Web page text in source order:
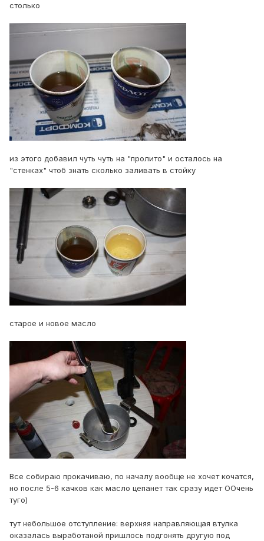
столько
из этого добавил чуть чуть на "пролито" и осталось на
"стенках" чтоб знать сколько заливать в стойку
старое и новое масло
Все собираю прокачиваю, по началу вообще не хочет кочатся,
но после 5-6 качков как масло цепанет так сразу идет ООчень
туго)
тут небольшое отступление: верхняя направляющая втулка
оказалась выработаной пришлось подгонять другую под